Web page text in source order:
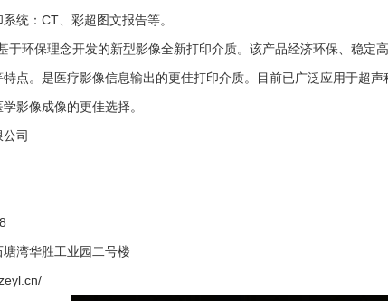
统：CT、彩超图文报告等。
环保理念开发的新型影像全新打印介质。该产品经济环保、稳定
点。是医疗影像信息输出的更佳打印介质。目前已广泛应用于超
影像成像的更佳选择。
司
塘湾华胜工业园二号楼